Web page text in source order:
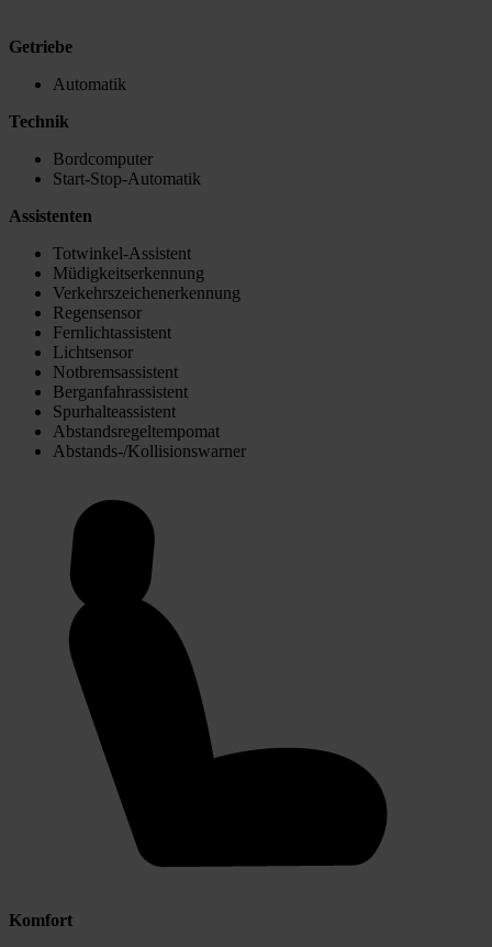
Getriebe
Automatik
Technik
Bordcomputer
Start-Stop-Automatik
Assistenten
Totwinkel-Assistent
Müdigkeitserkennung
Verkehrszeichenerkennung
Regensensor
Fernlichtassistent
Lichtsensor
Notbremsassistent
Berganfahrassistent
Spurhalteassistent
Abstandsregeltempomat
Abstands-/Kollisionswarner
Komfort